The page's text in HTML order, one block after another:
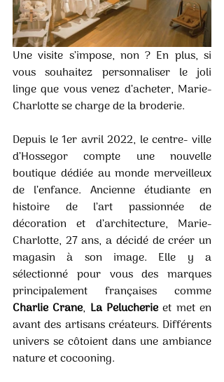
Une visite s’impose, non ? En plus, si
vous souhaitez personnaliser le joli
linge que vous venez d’acheter, Marie-
Charlotte se charge de la broderie.
Depuis le 1er avril 2022, le centre- ville
d’Hossegor compte une nouvelle
boutique dédiée au monde merveilleux
de l’enfance. Ancienne étudiante en
histoire de l’art passionnée de
décoration et d’architecture, Marie-
Charlotte, 27 ans, a décidé de créer un
magasin à son image. Elle y a
sélectionné pour vous des marques
Charlie Crane, La Pelucherie et met en
avant des artisans créateurs. Différents
univers se côtoient dans une ambiance
nature et cocooning.